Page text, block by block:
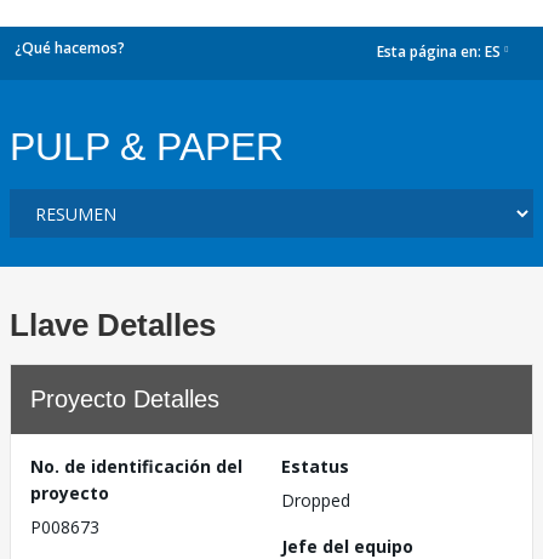
¿Qué hacemos? Esta página en: ES
PULP & PAPER
Llave Detalles
Proyecto Detalles
No. de identificación del
proyecto
P008673
Estatus
Dropped
Jefe del equipo